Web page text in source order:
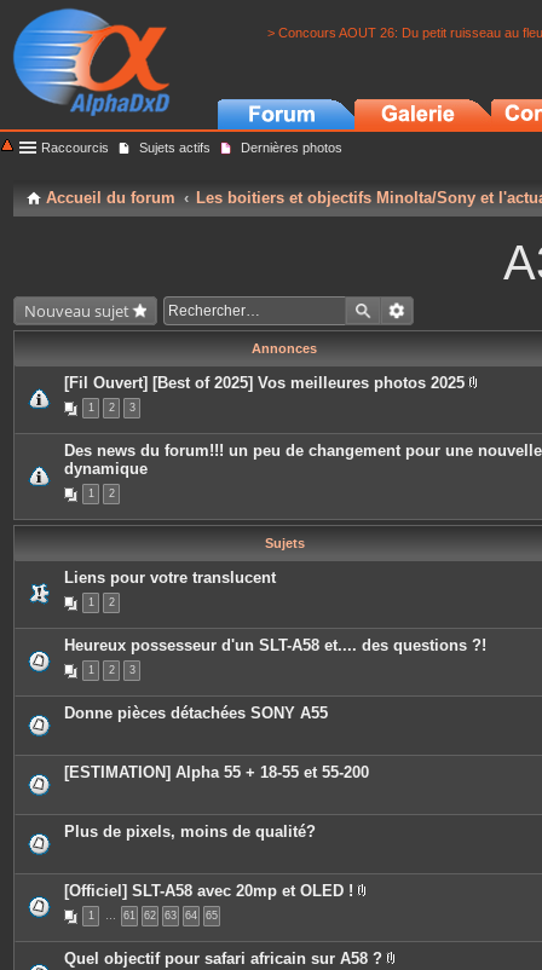
> Concours AOUT 26: Du petit ruisseau au
Raccourcis Sujets actifs Dernières photos
Accueil du forum Les boitiers et objectifs Minolta/Sony et
Nouveau sujet
Annonces
[Fil Ouvert] [Best of 2025] Vos meilleures photos 2025
c
e
n
1 2 3
Des news du forum!!! un peu de changement pour une nouvelle
dynamique
1 2
Sujets
Liens pour votre translucent
1 2
Heureux possesseur d'un SLT-A58 et.... des questions ?!
1 2 3
Donne pièces détachées SONY A55
[ESTIMATION] Alpha 55 + 18-55 et 55-200
Plus de pixels, moins de qualité?
[Officiel] SLT-A58 avec 20mp et OLED !
c
e
1 … 61 62 63 64 65
Quel objectif pour safari africain sur A58 ?